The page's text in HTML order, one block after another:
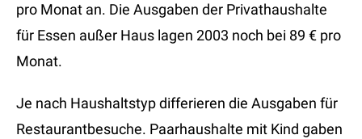
pro Monat an. Die Ausgaben der Privathaushalte
für Essen außer Haus lagen 2003 noch bei 89 € pro
Monat.
Je nach Haushaltstyp differieren die Ausgaben für
Restaurantbesuche. Paarhaushalte mit Kind gaben